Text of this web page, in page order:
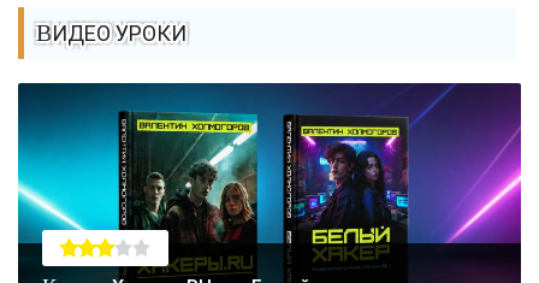
ВИДЕО УРОКИ